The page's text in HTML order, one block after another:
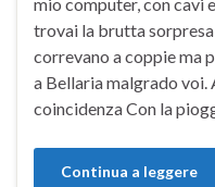
trovai la brutta
correvano a coppie ma
a Bellaria malgrado
coincidenza Con la
Continua a leggere